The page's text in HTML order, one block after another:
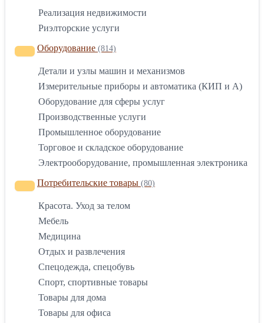
Реализация недвижимости
Риэлторские услуги
Оборудование (814)
Детали и узлы машин и механизмов
Измерительные приборы и автоматика (КИП и А)
Оборудование для сферы услуг
Производственные услуги
Промышленное оборудование
Торговое и складское оборудование
Электрооборудование, промышленная электроника
Потребительские товары (80)
Красота. Уход за телом
Мебель
Медицина
Отдых и развлечения
Спецодежда, спецобувь
Спорт, спортивные товары
Товары для дома
Товары для офиса